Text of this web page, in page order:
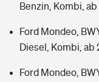
Benzin, Kombi,
Ford Mondeo,
Diesel, Kombi, ab
Ford Mondeo,